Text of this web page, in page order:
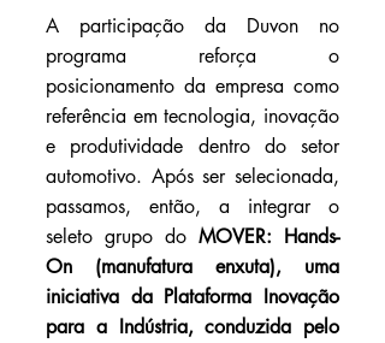
A participação da Duvon no
programa reforça o
posicionamento da empresa como
referência em tecnologia, inovação
e produtividade dentro do setor
automotivo. Após ser selecionada,
passamos, então, a integrar o
seleto grupo do MOVER: Hands-
On (manufatura enxuta), uma
iniciativa da Plataforma Inovação
para a Indústria, conduzida pelo